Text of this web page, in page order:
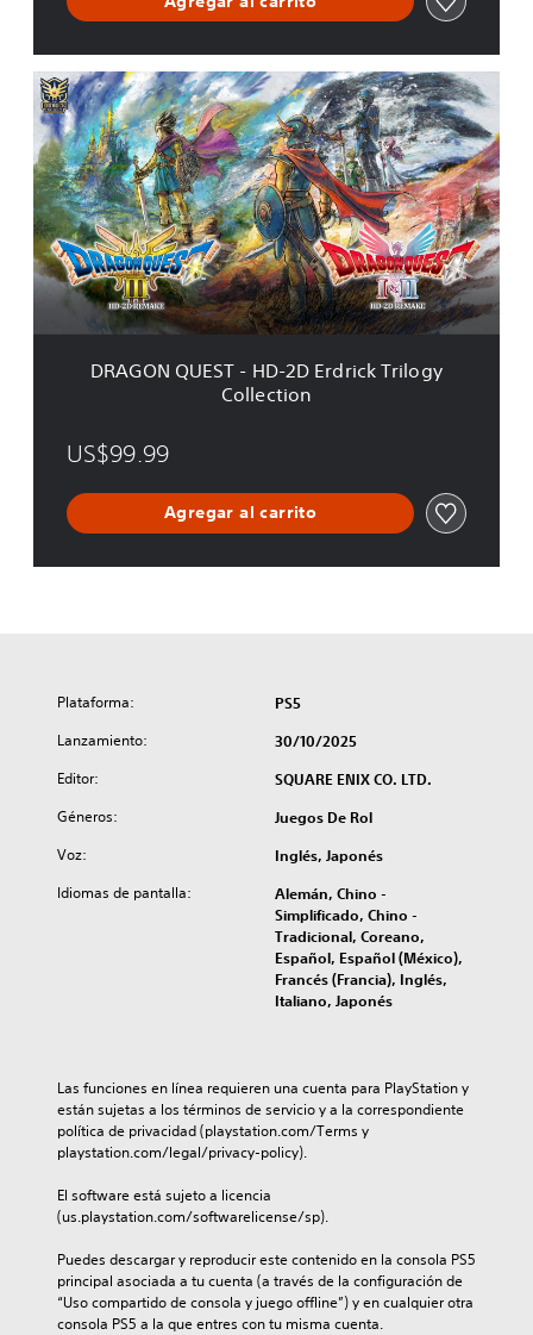
e
m
a
e
D
R
A
G
O
N
Q
U
E
S
-
DRAGON QUEST - HD-2D Erdrick Trilogy
Collection
US$99.99
Agregar al carrito
Plataforma: PS5
Lanzamiento: 30/10/2025
Editor: SQUARE ENIX CO. LTD.
Géneros: Juegos De Rol
Voz: Inglés, Japonés
Idiomas de pantalla:
Alemán, Chino -
Simplificado, Chino -
Tradicional, Coreano,
Español, Español (México),
Francés (Francia), Inglés,
Italiano, Japonés
Las funciones en línea requieren una cuenta para PlayStation y
están sujetas a los términos de servicio y a la correspondiente
política de privacidad (playstation.com/Terms y
playstation.com/legal/privacy-policy).
El software está sujeto a licencia
(us.playstation.com/softwarelicense/sp).
Puedes descargar y reproducir este contenido en la consola PS5
principal asociada a tu cuenta (a través de la configuración de
“Uso compartido de consola y juego offline”) y en cualquier otra
consola PS5 a la que entres con tu misma cuenta.